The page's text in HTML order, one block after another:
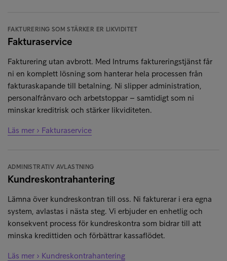
FAKTURERING SOM STÄRKER ER LIKVIDITET
Fakturaservice
Fakturering utan avbrott. Med Intrums faktureringstjänst får
ni en komplett lösning som hanterar hela processen från
fakturaskapande till betalning. Ni slipper administration,
personalfrånvaro och arbetstoppar – samtidigt som ni
minskar kreditrisk och stärker likviditeten.
Läs mer › Fakturaservice
ADMINISTRATIV AVLASTNING
Kundreskontrahantering
Lämna över kundreskontran till oss. Ni fakturerar i era egna
system, avlastas i nästa steg. Vi erbjuder en enhetlig och
konsekvent process för kundreskontra som bidrar till att
minska kredittiden och förbättrar kassaflödet.
Läs mer › Kundreskontrahantering